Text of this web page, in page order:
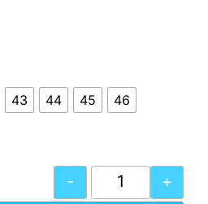
43 44 45 46
- +